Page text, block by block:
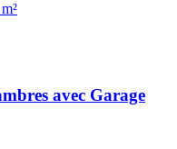
avec Garage